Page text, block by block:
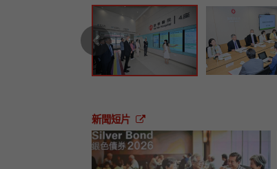
上一篇
新聞短片